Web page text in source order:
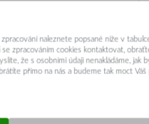
do košíku
naleznete popsané níže v
zpracováním cookies kontaktovat,
že s osobními údaji nenakládáme, jak
přímo na nás a budeme tak moct Váš